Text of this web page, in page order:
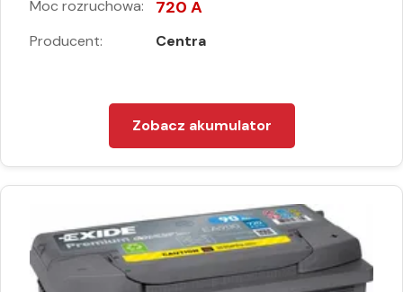
Moc rozruchowa: 720 A
Producent: Centra
Zobacz akumulator